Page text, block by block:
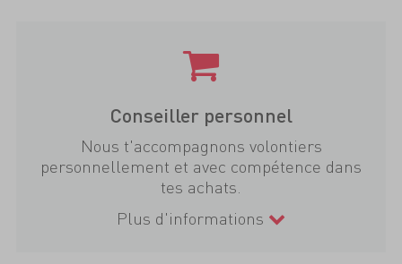
Conseiller personnel
Nous t'accompagnons volontiers
personnellement et avec compétence dans
tes achats.
Plus d'informations